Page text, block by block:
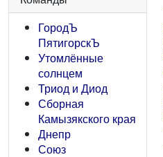
ГородЪ
ПятигорскЪ
Утомлённые
солнцем
Триод и Диод
Сборная
Камызякского края
Днепр
Союз